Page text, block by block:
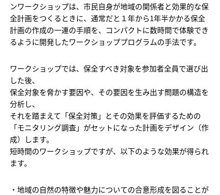
ンワークショップは、市民自身が地域の関係者と効果的な保
全計画をつくるときに、通常だと１年から1年半かかる保全
計画の作成の一連の手順を、コンパクトに数時間で体験でき
るように開発したワークショッププログラムの手法です。
ワークショップでは、保全すべき対象を参加者全員で選び出
した後、
保全対象を脅かす要因や、その要因を生み出す問題の構造を
分析し、
それを踏まえて「保全対策」とその効果を評価するための
「モニタリング調査」がセットになった計画をデザイン（作
成）します。
短時間のワークショップですが、以下のような効果が得られ
ます。
・地域の自然の特徴や魅力についての合意形成を図ることが